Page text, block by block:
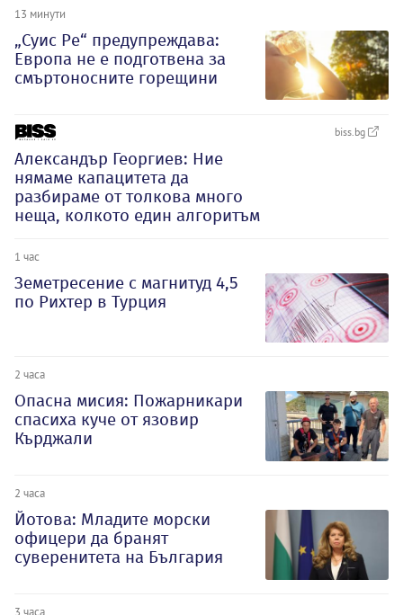
13 минути
„Суис Ре“ предупреждава:
Европа не е подготвена за
смъртоносните горещини
biss.bg
Александър Георгиев: Ние
нямаме капацитета да
разбираме от толкова много
неща, колкото един алгоритъм
1 час
Земетресение с магнитуд 4,5
по Рихтер в Турция
2 часа
Опасна мисия: Пожарникари
спасиха куче от язовир
Кърджали
2 часа
Йотова: Младите морски
офицери да бранят
суверенитета на България
3 часа